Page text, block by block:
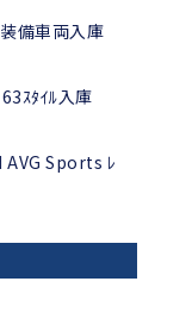
備車両入庫
ｽﾀｲﾙ入庫
Sports ﾚ